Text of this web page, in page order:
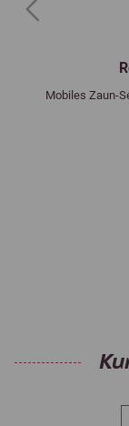
Mobiles Zaun-
Previous